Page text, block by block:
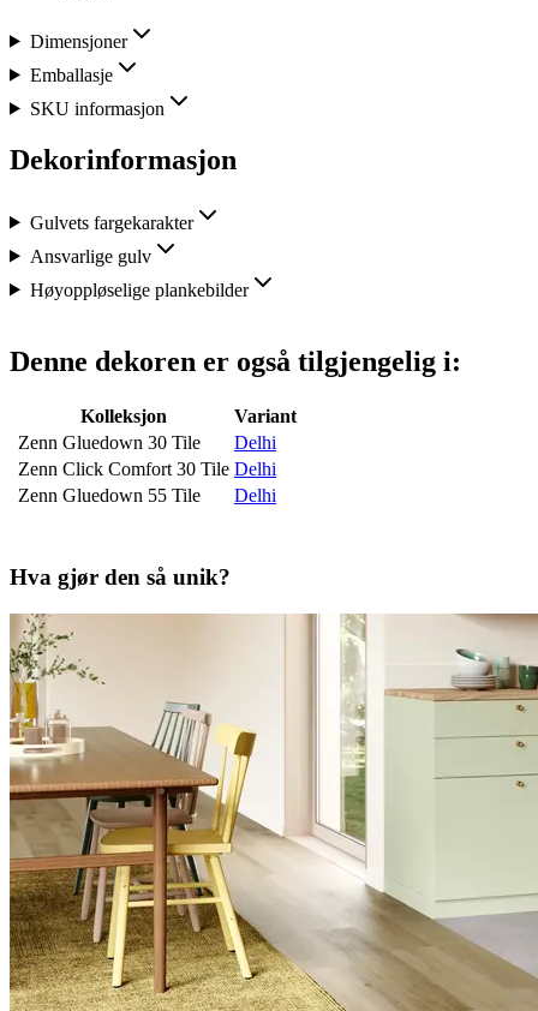
Dimensjoner
Emballasje
SKU informasjon
Dekorinformasjon
Gulvets fargekarakter
Ansvarlige gulv
Høyoppløselige plankebilder
Denne dekoren er også tilgjengelig i:
Kolleksjon
Variant
Zenn Gluedown 30 Tile
Delhi
Zenn Click Comfort 30 Tile Delhi
Zenn Gluedown 55 Tile
Delhi
Hva gjør den så unik?